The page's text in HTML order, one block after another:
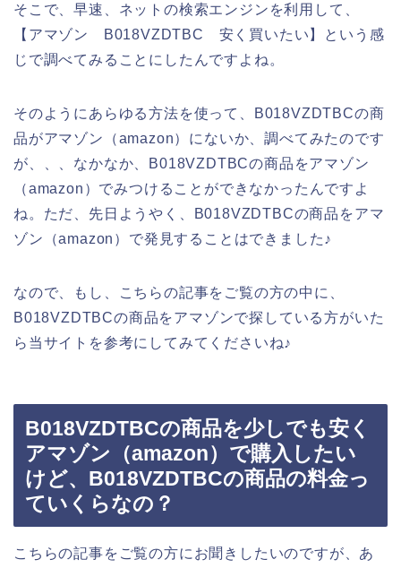
そこで、早速、ネットの検索エンジンを利用して、
【アマゾン B018VZDTBC 安く買いたい】という感
じで調べてみることにしたんですよね。
そのようにあらゆる方法を使って、B018VZDTBCの商
品がアマゾン（amazon）にないか、調べてみたのです
が、、、なかなか、B018VZDTBCの商品をアマゾン
（amazon）でみつけることができなかったんですよ
ね。ただ、先日ようやく、B018VZDTBCの商品をアマ
ゾン（amazon）で発見することはできました♪
なので、もし、こちらの記事をご覧の方の中に、
B018VZDTBCの商品をアマゾンで探している方がいた
ら当サイトを参考にしてみてくださいね♪
B018VZDTBCの商品を少しでも安く
アマゾン（amazon）で購入したい
けど、B018VZDTBCの商品の料金っ
ていくらなの？
こちらの記事をご覧の方にお聞きしたいのですが、あ